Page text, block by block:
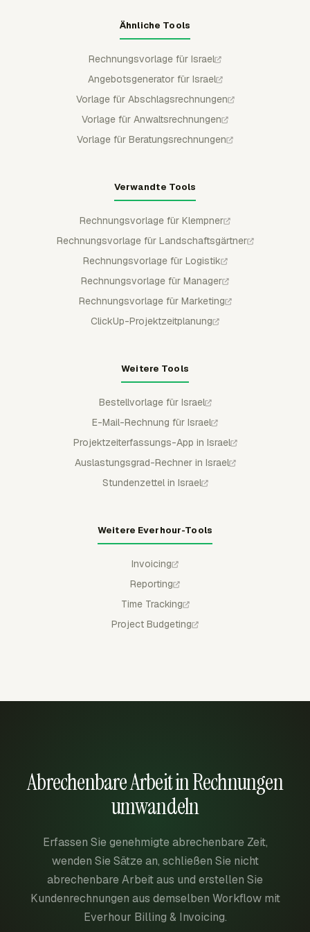
Ähnliche Tools
Rechnungsvorlage für Israel
Angebotsgenerator für Israel
Vorlage für Abschlagsrechnungen
Vorlage für Anwaltsrechnungen
Vorlage für Beratungsrechnungen
Verwandte Tools
Rechnungsvorlage für Klempner
Rechnungsvorlage für Landschaftsgärtner
Rechnungsvorlage für Logistik
Rechnungsvorlage für Manager
Rechnungsvorlage für Marketing
ClickUp-Projektzeitplanung
Weitere Tools
Bestellvorlage für Israel
E-Mail-Rechnung für Israel
Projektzeiterfassungs-App in Israel
Auslastungsgrad-Rechner in Israel
Stundenzettel in Israel
Weitere Everhour-Tools
Invoicing
Reporting
Time Tracking
Project Budgeting
Abrechenbare Arbeit in Rechnungen
umwandeln
Erfassen Sie genehmigte abrechenbare Zeit,
wenden Sie Sätze an, schließen Sie nicht
abrechenbare Arbeit aus und erstellen Sie
Kundenrechnungen aus demselben Workflow mit
Everhour Billing & Invoicing.